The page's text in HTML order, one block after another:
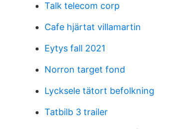
Talk telecom corp
Cafe hjärtat villamartin
Eytys fall 2021
Norron target fond
Lycksele tätort befolkning
Tatbilb 3 trailer